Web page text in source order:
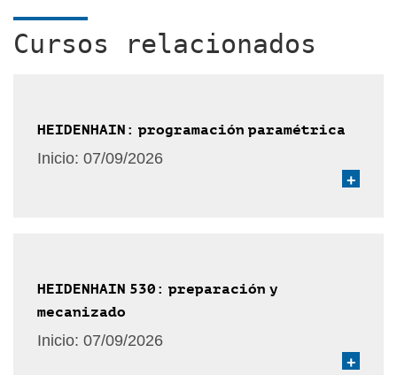
Cursos relacionados
HEIDENHAIN: programación paramétrica
Inicio: 07/09/2026
+
HEIDENHAIN 530: preparación y
mecanizado
Inicio: 07/09/2026
+